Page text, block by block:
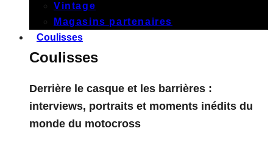
Vintage
Magasins partenaires
Coulisses
Coulisses
Derrière le casque et les barrières :
interviews, portraits et moments inédits du
monde du motocross